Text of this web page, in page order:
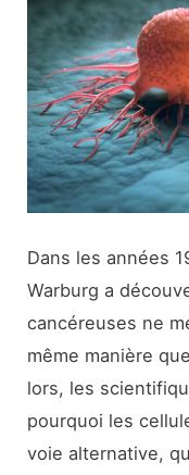
Dans les années
Warburg a
cancéreuses ne
même manière
lors, les
pourquoi les
voie alternative,